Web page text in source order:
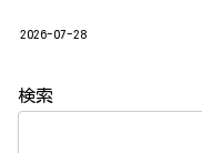
2026-07-28
検索